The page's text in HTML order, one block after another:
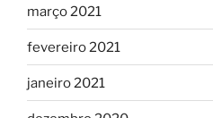
março 2021
fevereiro 2021
janeiro 2021